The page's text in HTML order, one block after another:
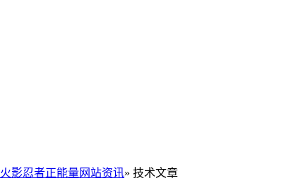
火影忍者正能量网站资讯» 技术文章